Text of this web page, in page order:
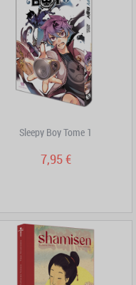
Sleepy Boy Tome 1
7,95 €